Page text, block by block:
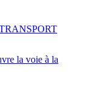
la voie à la